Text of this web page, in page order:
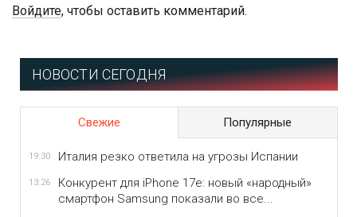
Войдите, чтобы оставить комментарий.
НОВОСТИ СЕГОДНЯ
Свежие Популярные
19:30 Италия резко ответила на угрозы Испании
13:26
Конкурент для iPhone 17e: новый «народный»
смартфон Samsung показали во все...